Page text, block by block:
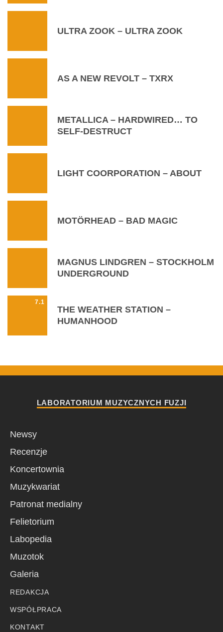
ULTRA ZOOK – ULTRA ZOOK
AS A NEW REVOLT – TXRX
METALLICA – HARDWIRED… TO
SELF-DESTRUCT
LIGHT COORPORATION – ABOUT
MOTÖRHEAD – BAD MAGIC
MAGNUS LINDGREN – STOCKHOLM
UNDERGROUND
7.1
THE WEATHER STATION –
HUMANHOOD
LABORATORIUM MUZYCZNYCH FUZJI
Newsy
Recenzje
Koncertownia
Muzykwariat
Patronat medialny
Felietorium
Labopedia
Muzotok
Galeria
REDAKCJA
WSPÓŁPRACA
KONTAKT